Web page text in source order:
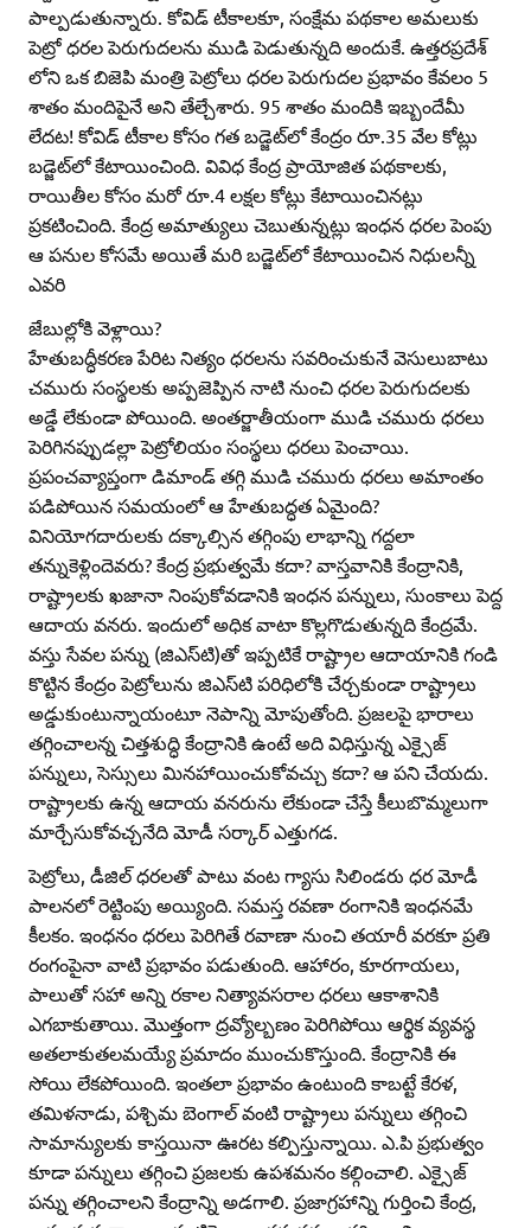
పాల్పడుతున్నారు. కోవిడ్‌ టీకాలకూ, సంక్షేమ పథకాల అమలుకు
పెట్రో ధరల పెరుగుదలను ముడి పెడుతున్నది అందుకే. ఉత్తరప్రదేశ్‌
లోని ఒక బిజెపి మంత్రి పెట్రోలు ధరల పెరుగుదల ప్రభావం కేవలం 5
శాతం మందిపైనే అని తేల్చేశారు. 95 శాతం మందికి ఇబ్బందేమీ
లేదట! కోవిడ్‌ టీకాల కోసం గత బడ్జెట్‌లో కేంద్రం రూ.35 వేల కోట్లు
బడ్జెట్‌లో కేటాయించింది. వివిధ కేంద్ర ప్రాయోజిత పథకాలకు,
రాయితీల కోసం మరో రూ.4 లక్షల కోట్లు కేటాయించినట్లు
ప్రకటించింది. కేంద్ర అమాత్యులు చెబుతున్నట్లు ఇంధన ధరల పెంపు
ఆ పనుల కోసమే అయితే మరి బడ్జెట్‌లో కేటాయించిన నిధులన్నీ
ఎవరి
జేబుల్లోకి వెళ్లాయి?
హేతుబద్ధీకరణ పేరిట నిత్యం ధరలను సవరించుకునే వెసులుబాటు
చమురు సంస్థలకు అప్పజెప్పిన నాటి నుంచి ధరల పెరుగుదలకు
అడ్డే లేకుండా పోయింది. అంతర్జాతీయంగా ముడి చమురు ధరలు
పెరిగినప్పుడల్లా పెట్రోలియం సంస్థలు ధరలు పెంచాయి.
ప్రపంచవ్యాప్తంగా డిమాండ్‌ తగ్గి ముడి చమురు ధరలు అమాంతం
పడిపోయిన సమయంలో ఆ హేతుబద్ధత ఏమైంది?
వినియోగదారులకు దక్కాల్సిన తగ్గింపు లాభాన్ని గద్దలా
తన్నుకెళ్లిందెవరు? కేంద్ర ప్రభుత్వమే కదా? వాస్తవానికి కేంద్రానికి,
రాష్ట్రాలకు ఖజానా నింపుకోవడానికి ఇంధన పన్నులు, సుంకాలు పెద్ద
ఆదాయ వనరు. ఇందులో అధిక వాటా కొల్లగొడుతున్నది కేంద్రమే.
వస్తు సేవల పన్ను (జిఎస్‌టి)తో ఇప్పటికే రాష్ట్రాల ఆదాయానికి గండి
కొట్టిన కేంద్రం పెట్రోలును జిఎస్‌టి పరిధిలోకి చేర్చకుండా రాష్ట్రాలు
అడ్డుకుంటున్నాయంటూ నెపాన్ని మోపుతోంది. ప్రజలపై భారాలు
తగ్గించాలన్న చిత్తశుద్ధి కేంద్రానికి ఉంటే అది విధిస్తున్న ఎక్సైజ్‌
పన్నులు, సెస్సులు మినహాయించుకోవచ్చు కదా? ఆ పని చేయదు.
రాష్ట్రాలకు ఉన్న ఆదాయ వనరును లేకుండా చేస్తే కీలుబొమ్మలుగా
మార్చేసుకోవచ్చనేది మోడీ సర్కార్‌ ఎత్తుగడ.
పెట్రోలు, డీజిల్‌ ధరలతో పాటు వంట గ్యాసు సిలిండరు ధర మోడీ
పాలనలో రెట్టింపు అయ్యింది. సమస్త రవణా రంగానికి ఇంధనమే
కీలకం. ఇంధనం ధరలు పెరిగితే రవాణా నుంచి తయారీ వరకూ ప్రతి
రంగంపైనా వాటి ప్రభావం పడుతుంది. ఆహారం, కూరగాయలు,
పాలుతో సహా అన్ని రకాల నిత్యావసరాల ధరలు ఆకాశానికి
ఎగబాకుతాయి. మొత్తంగా ద్రవ్యోల్బణం పెరిగిపోయి ఆర్థిక వ్యవస్థ
అతలాకుతలమయ్యే ప్రమాదం ముంచుకొస్తుంది. కేంద్రానికి ఈ
సోయి లేకపోయింది. ఇంతలా ప్రభావం ఉంటుంది కాబట్టే కేరళ,
తమిళనాడు, పశ్చిమ బెంగాల్‌ వంటి రాష్ట్రాలు పన్నులు తగ్గించి
సామాన్యులకు కాస్తయినా ఊరట కల్పిస్తున్నాయి. ఎ.పి ప్రభుత్వం
కూడా పన్నులు తగ్గించి ప్రజలకు ఉపశమనం కల్గించాలి. ఎక్సైజ్‌
పన్ను తగ్గించాలని కేంద్రాన్ని అడగాలి. ప్రజాగ్రహాన్ని గుర్తించి కేంద్ర,